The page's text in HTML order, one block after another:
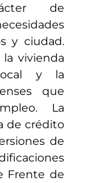
de
y ciudad.
vivienda
y la
que
La
de crédito
de
Frente de